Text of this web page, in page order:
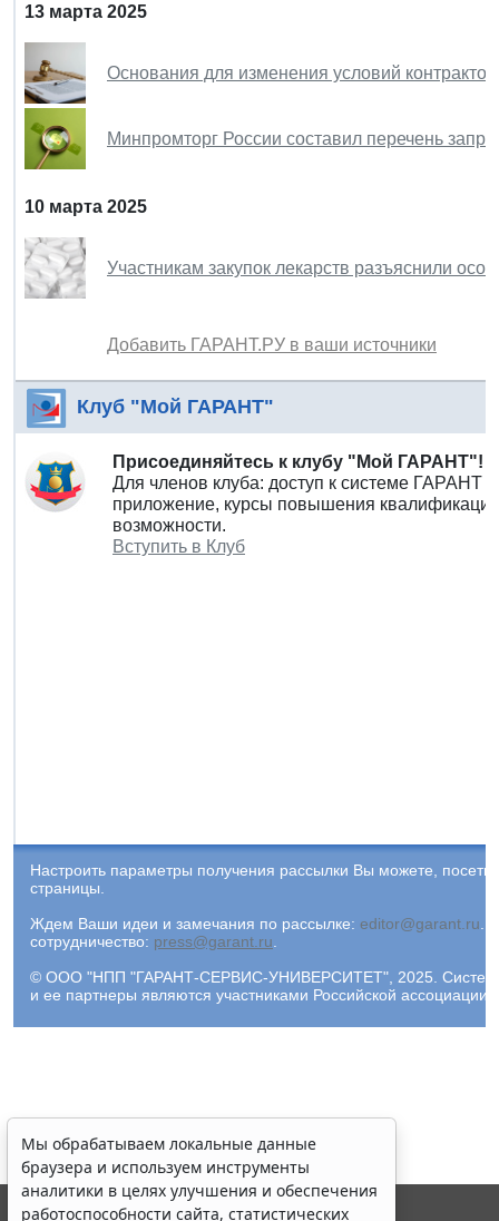
13 марта 2025
Основания для изменения условий
Минпромторг России составил перечень
10 марта 2025
Участникам закупок лекарств разъяснили
Добавить ГАРАНТ.РУ в ваши источники
Клуб "Мой ГАРАНТ"
Присоединяйтесь к клубу "Мой ГАРАНТ"!
Для членов клуба: доступ к системе ГАРАНТ
приложение, курсы повышения
возможности.
Вступить в Клуб
Настроить параметры получения рассылки Вы можете,
страницы.
Ждем Ваши идеи и замечания по рассылке: editor@garant.ru
сотрудничество: press@garant.ru
© ООО "НПП "ГАРАНТ-СЕРВИС-УНИВЕРСИТЕТ", 2025. Система
и ее партнеры являются участниками Российской
Мы обрабатываем локальные данные
браузера и используем инструменты
аналитики в целях улучшения и обеспечения
работоспособности сайта, статистических